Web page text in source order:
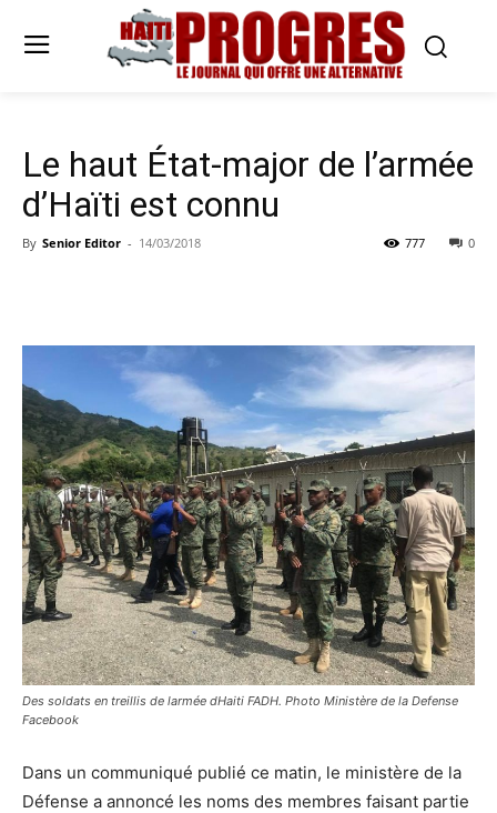
Le haut État-major de l’armée
d’Haïti est connu
By Senior Editor - 14/03/2018 0
777
Des soldats en treillis de larmée dHaiti FADH. Photo Ministère de la Defense
Facebook
Dans un communiqué publié ce matin, le ministère de la
Défense a annoncé les noms des membres faisant partie